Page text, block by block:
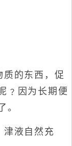
的东西，促
﹖因为长期便
。
液自然充